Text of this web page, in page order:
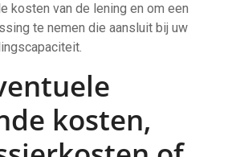
kosten van de lening en om een
te nemen die aansluit bij uw
kosten,